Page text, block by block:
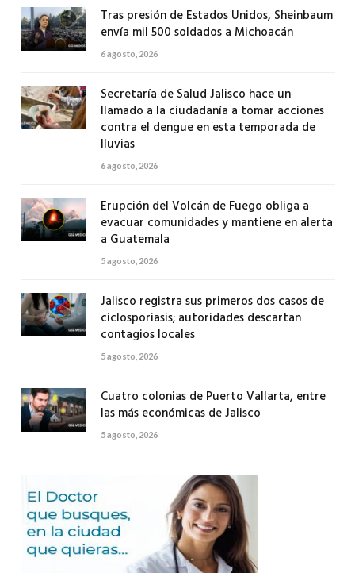
Tras presión de Estados Unidos, Sheinbaum
envía mil 500 soldados a Michoacán
6 agosto, 2026
Secretaría de Salud Jalisco hace un
llamado a la ciudadanía a tomar acciones
contra el dengue en esta temporada de
lluvias
6 agosto, 2026
Erupción del Volcán de Fuego obliga a
evacuar comunidades y mantiene en alerta
a Guatemala
5 agosto, 2026
Jalisco registra sus primeros dos casos de
ciclosporiasis; autoridades descartan
contagios locales
5 agosto, 2026
Cuatro colonias de Puerto Vallarta, entre
las más económicas de Jalisco
5 agosto, 2026